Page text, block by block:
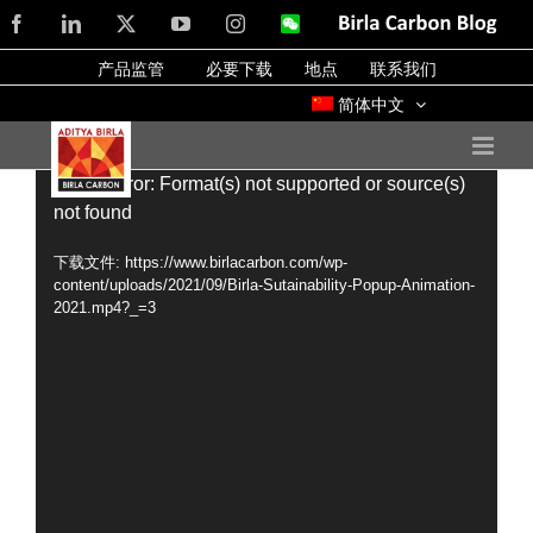
Skip
to
content
FacebookLinkedIn YouTubeInstagramWeChatBirla
Blog
产品监管 必要下载 地点
联系我们
简体中文
视
频
播
放
Media error: Format(s) not supported or source(s)
not found
下载文件: https://www.birlacarbon.com/wp-
content/uploads/2021/09/Birla-Sutainability-Popup-Animation-
2021.mp4?_=3